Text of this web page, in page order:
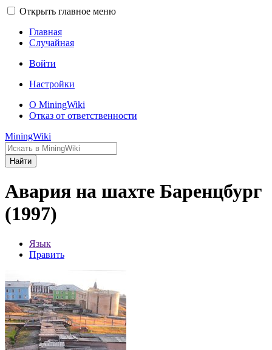
Открыть главное меню
Главная
Случайная
Войти
Настройки
О MiningWiki
Отказ от ответственности
MiningWiki
Найти
Авария на шахте Баренцбург
(1997)
Язык
Править